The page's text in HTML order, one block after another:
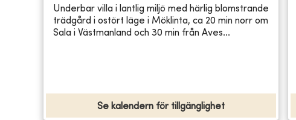
Underbar villa i lantlig miljö med härlig blomstrande
trädgård i ostört läge i Möklinta, ca 20 min norr om
Sala i Västmanland och 30 min från Aves...
Se kalendern för tillgänglighet